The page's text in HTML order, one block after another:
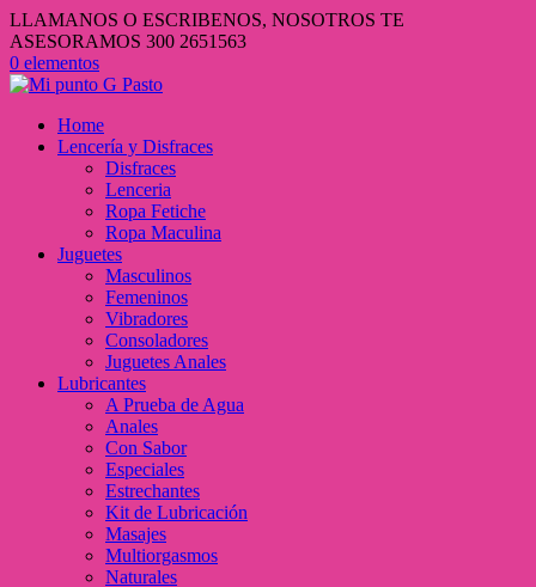
LLAMANOS O ESCRIBENOS, NOSOTROS TE
ASESORAMOS 300 2651563
0 elementos
Home
Lencería y Disfraces
Disfraces
Lenceria
Ropa Fetiche
Ropa Maculina
Juguetes
Masculinos
Femeninos
Vibradores
Consoladores
Juguetes Anales
Lubricantes
A Prueba de Agua
Anales
Con Sabor
Especiales
Estrechantes
Kit de Lubricación
Masajes
Multiorgasmos
Naturales